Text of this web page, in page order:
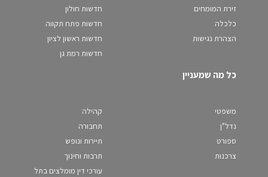
זירת המומחים
כלכלה
הצהרת נגישות
חדשות חולון
חדשות פתח תקווה
חדשות ראשון לציון
חדשות רמת גן
כל מה שמעניין
משפטי
נדל"ן
ספורט
צרכנות
קהילה
תחבורה
תיירות ונופש
תרבות וחינוך
עורכי דין מומלצים בתל